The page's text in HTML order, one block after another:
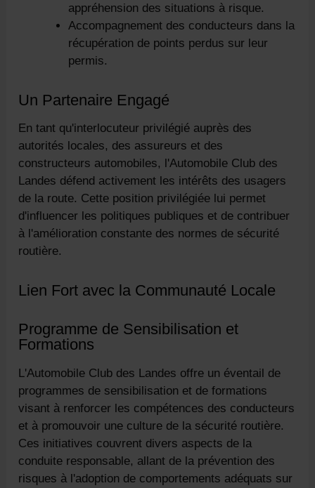
appréhension des situations à risque.
Accompagnement des conducteurs dans la
récupération de points perdus sur leur
permis.
Un Partenaire Engagé
En tant qu'interlocuteur privilégié auprès des
autorités locales, des assureurs et des
constructeurs automobiles, l'Automobile Club des
Landes défend activement les intérêts des usagers
de la route. Cette position privilégiée lui permet
d'influencer les politiques publiques et de contribuer
à l'amélioration constante des normes de sécurité
routière.
Lien Fort avec la Communauté Locale
Programme de Sensibilisation et
Formations
L'Automobile Club des Landes offre un éventail de
programmes de sensibilisation et de formations
visant à renforcer les compétences des conducteurs
et à promouvoir une culture de la sécurité routière.
Ces initiatives couvrent divers aspects de la
conduite responsable, allant de la prévention des
risques à l'adoption de comportements adéquats sur